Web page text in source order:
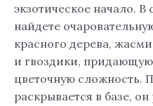
экзотическое начало.
найдете
красного дерева,
и гвоздики,
цветочную сложность.
раскрывается в базе,